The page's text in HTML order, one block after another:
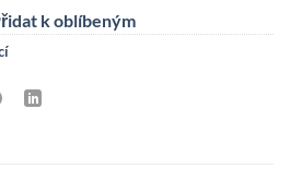
k oblíbeným